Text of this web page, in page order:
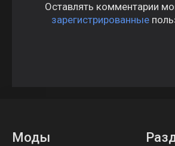
Оставлять комментарии
зарегистрированные
Моды